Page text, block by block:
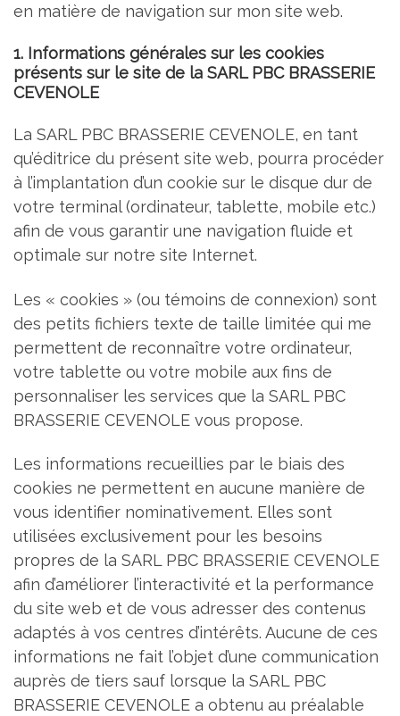
en matière de navigation sur mon site web.
1. Informations générales sur les cookies
présents sur le site de la SARL PBC BRASSERIE
CEVENOLE
La SARL PBC BRASSERIE CEVENOLE, en tant
qu’éditrice du présent site web, pourra procéder
à l’implantation d’un cookie sur le disque dur de
votre terminal (ordinateur, tablette, mobile etc.)
afin de vous garantir une navigation fluide et
optimale sur notre site Internet.
Les « cookies » (ou témoins de connexion) sont
des petits fichiers texte de taille limitée qui me
permettent de reconnaître votre ordinateur,
votre tablette ou votre mobile aux fins de
personnaliser les services que la SARL PBC
BRASSERIE CEVENOLE vous propose.
Les informations recueillies par le biais des
cookies ne permettent en aucune manière de
vous identifier nominativement. Elles sont
utilisées exclusivement pour les besoins
propres de la SARL PBC BRASSERIE CEVENOLE
afin d’améliorer l’interactivité et la performance
du site web et de vous adresser des contenus
adaptés à vos centres d’intérêts. Aucune de ces
informations ne fait l’objet d’une communication
auprès de tiers sauf lorsque la SARL PBC
BRASSERIE CEVENOLE a obtenu au préalable